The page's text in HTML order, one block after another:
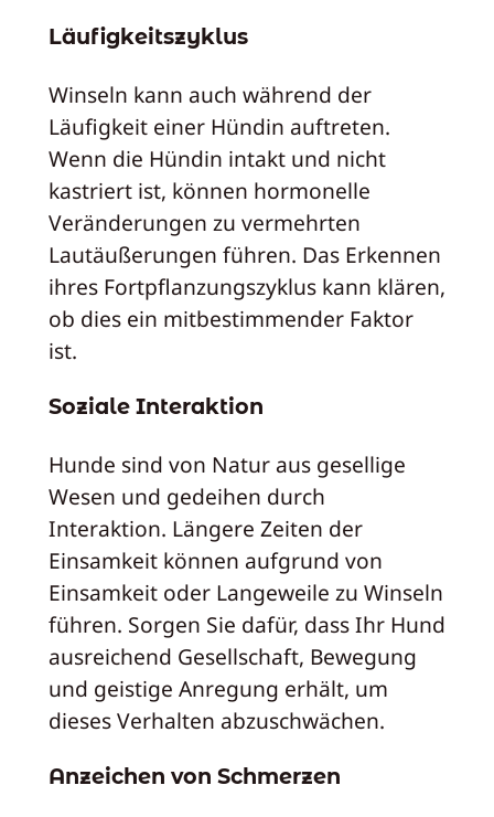
Läufigkeitszyklus
Winseln kann auch während der
Läufigkeit einer Hündin auftreten.
Wenn die Hündin intakt und nicht
kastriert ist, können hormonelle
Veränderungen zu vermehrten
Lautäußerungen führen. Das Erkennen
ihres Fortpflanzungszyklus kann klären,
ob dies ein mitbestimmender Faktor
ist.
Soziale Interaktion
Hunde sind von Natur aus gesellige
Wesen und gedeihen durch
Interaktion. Längere Zeiten der
Einsamkeit können aufgrund von
Einsamkeit oder Langeweile zu Winseln
führen. Sorgen Sie dafür, dass Ihr Hund
ausreichend Gesellschaft, Bewegung
und geistige Anregung erhält, um
dieses Verhalten abzuschwächen.
Anzeichen von Schmerzen